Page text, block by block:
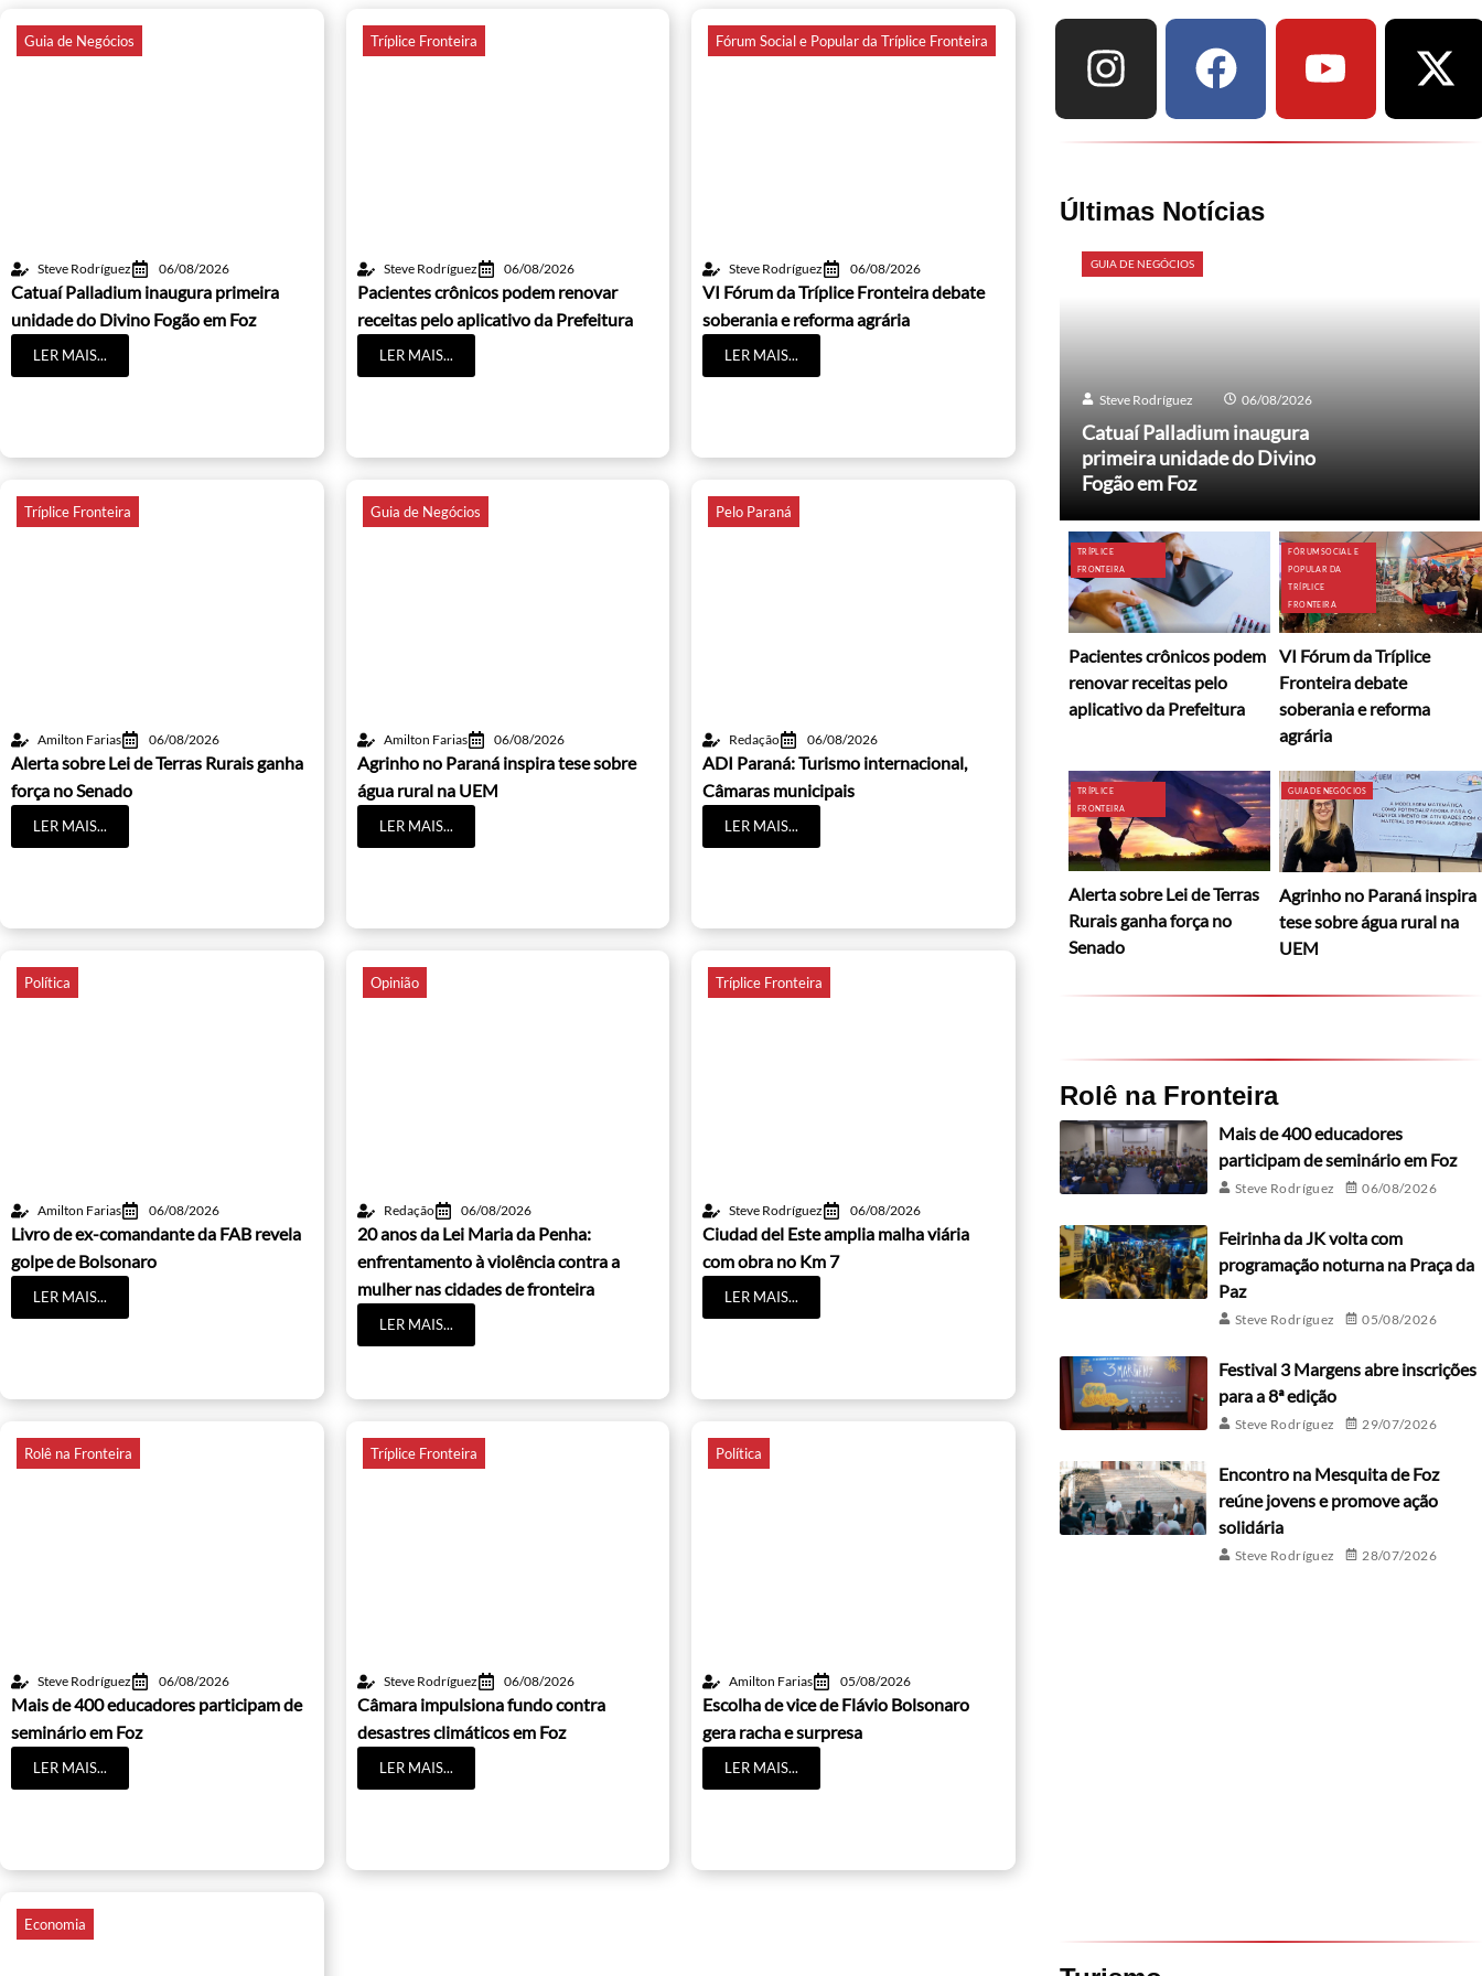
Guia de Negócios
Steve Rodríguez 06/08/2026
Catuaí Palladium inaugura primeira
unidade do Divino Fogão em Foz
LER MAIS...
Tríplice Fronteira
Steve Rodríguez 06/08/2026
Pacientes crônicos podem renovar
receitas pelo aplicativo da Prefeitura
LER MAIS...
Fórum Social e Popular da Tríplice Fronteira
Steve Rodríguez 06/08/2026
VI Fórum da Tríplice Fronteira debate
soberania e reforma agrária
LER MAIS...
Tríplice Fronteira
Amilton Farias 06/08/2026
Alerta sobre Lei de Terras Rurais ganha
força no Senado
LER MAIS...
Guia de Negócios
Amilton Farias 06/08/2026
Agrinho no Paraná inspira tese sobre
água rural na UEM
LER MAIS...
Pelo Paraná
Redação 06/08/2026
ADI Paraná: Turismo internacional,
Câmaras municipais
LER MAIS...
Política
Amilton Farias 06/08/2026
Livro de ex-comandante da FAB revela
golpe de Bolsonaro
LER MAIS...
Opinião
Redação 06/08/2026
20 anos da Lei Maria da Penha:
enfrentamento à violência contra a
mulher nas cidades de fronteira
LER MAIS...
Tríplice Fronteira
Steve Rodríguez 06/08/2026
Ciudad del Este amplia malha viária
com obra no Km 7
LER MAIS...
Rolê na Fronteira
Steve Rodríguez 06/08/2026
Mais de 400 educadores participam de
seminário em Foz
LER MAIS...
Tríplice Fronteira
Steve Rodríguez 06/08/2026
Câmara impulsiona fundo contra
desastres climáticos em Foz
LER MAIS...
Política
Amilton Farias 05/08/2026
Escolha de vice de Flávio Bolsonaro
gera racha e surpresa
LER MAIS...
Economia
Últimas Notícias
GUIA DE NEGÓCIOS
Steve Rodríguez 06/08/2026
Catuaí Palladium inaugura
primeira unidade do Divino
Fogão em Foz
TRÍPLICE
FRONTEIRA
Pacientes crônicos podem
renovar receitas pelo
aplicativo da Prefeitura
FÓRUM SOCIAL E
POPULAR DA
TRÍPLICE
FRONTEIRA
VI Fórum da Tríplice
Fronteira debate
soberania e reforma
agrária
TRÍPLICE
FRONTEIRA
Alerta sobre Lei de Terras
Rurais ganha força no
Senado
GUIA DE NEGÓCIOS
Agrinho no Paraná inspira
tese sobre água rural na
UEM
Rolê na Fronteira
Mais de 400 educadores
participam de seminário em Foz
Steve Rodríguez 06/08/2026
Feirinha da JK volta com
programação noturna na Praça da
Paz
Steve Rodríguez 05/08/2026
Festival 3 Margens abre inscrições
para a 8ª edição
Steve Rodríguez 29/07/2026
Encontro na Mesquita de Foz
reúne jovens e promove ação
solidária
Steve Rodríguez 28/07/2026